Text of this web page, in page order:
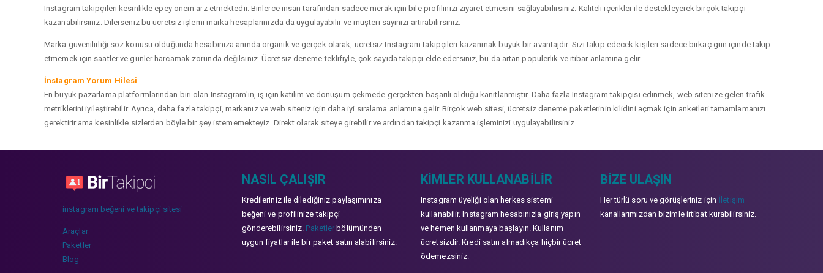
Instagram takipçileri kesinlikle epey önem arz etmektedir. Binlerce insan tarafından sadece merak için bile profilinizi ziyaret etmesini sağlayabilirsiniz. Kaliteli içerikler ile destekleyerek birçok takipçi
kazanabilirsiniz. Dilerseniz bu ücretsiz işlemi marka hesaplarınızda da uygulayabilir ve müşteri sayınızı artırabilirsiniz.
Marka güvenilirliği söz konusu olduğunda hesabınıza anında organik ve gerçek olarak, ücretsiz Instagram takipçileri kazanmak büyük bir avantajdır. Sizi takip edecek kişileri sadece birkaç gün içinde takip
etmemek için saatler ve günler harcamak zorunda değilsiniz. Ücretsiz deneme teklifiyle, çok sayıda takipçi elde edersiniz, bu da artan popülerlik ve itibar anlamına gelir.
İnstagram Yorum Hilesi
En büyük pazarlama platformlarından biri olan Instagram'ın, iş için katılım ve dönüşüm çekmede gerçekten başarılı olduğu kanıtlanmıştır. Daha fazla Instagram takipçisi edinmek, web sitenize gelen trafik
metriklerini iyileştirebilir. Ayrıca, daha fazla takipçi, markanız ve web siteniz için daha iyi sıralama anlamına gelir. Birçok web sitesi, ücretsiz deneme paketlerinin kilidini açmak için anketleri tamamlamanızı
gerektirir ama kesinlikle sizlerden böyle bir şey istememekteyiz. Direkt olarak siteye girebilir ve ardından takipçi kazanma işleminizi uygulayabilirsiniz.
instagram beğeni ve takipçi sitesi
Araçlar
Paketler
Blog
NASIL ÇALIŞIR
Kredileriniz ile dilediğiniz paylaşımınıza
beğeni ve profilinize takipçi
gönderebilirsiniz. Paketler bölümünden
uygun fiyatlar ile bir paket satın alabilirsiniz.
KIMLER KULLANABILIR
Instagram üyeliği olan herkes sistemi
kullanabilir. Instagram hesabınızla giriş yapın
ve hemen kullanmaya başlayın. Kullanım
ücretsizdir. Kredi satın almadıkça hiçbir ücret
ödemezsiniz.
BIZE ULAŞIN
Her türlü soru ve görüşleriniz için İletişim
kanallarımızdan bizimle irtibat kurabilirsiniz.